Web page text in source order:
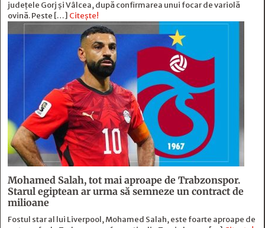
județele Gorj și Vâlcea, după confirmarea unui focar de variolă
ovină. Peste […] Citește!
Mohamed Salah, tot mai aproape de Trabzonspor.
Starul egiptean ar urma să semneze un contract de
milioane
Fostul star al lui Liverpool, Mohamed Salah, este foarte aproape de